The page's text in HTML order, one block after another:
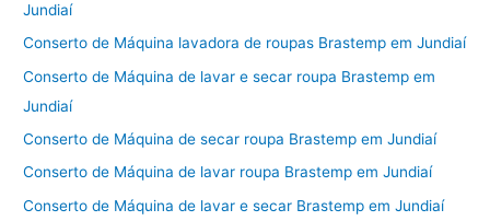
Jundiaí
Conserto de Máquina lavadora de roupas Brastemp em Jundiaí
Conserto de Máquina de lavar e secar roupa Brastemp em
Jundiaí
Conserto de Máquina de secar roupa Brastemp em Jundiaí
Conserto de Máquina de lavar roupa Brastemp em Jundiaí
Conserto de Máquina de lavar e secar Brastemp em Jundiaí